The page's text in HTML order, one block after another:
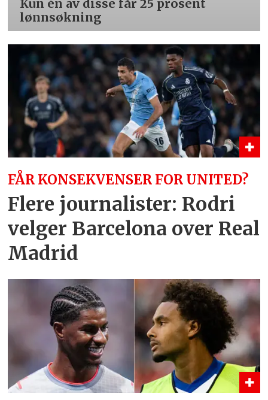
Kun én av disse får 25 prosent
lønnsøkning
FÅR KONSEKVENSER FOR UNITED?
Flere journalister: Rodri
velger Barcelona over Real
Madrid